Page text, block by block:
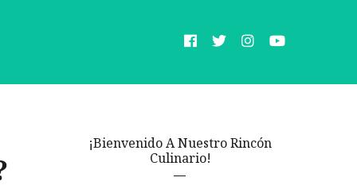
¡Bienvenido A Nuestro Rincón
Culinario!